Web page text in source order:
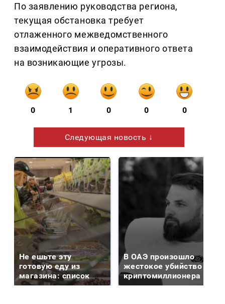
По заявлению руководства региона,
текущая обстановка требует
отлаженного межведомственного
взаимодействия и оперативного ответа
на возникающие угрозы.
0 1 0 0 0
Следующая новость ↓
Не ешьте эту
готовую еду из
магазина: список
В ОАЭ произошло
жестокое убийство
криптомиллионера